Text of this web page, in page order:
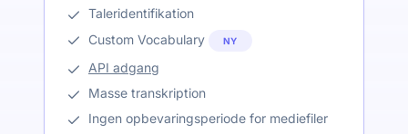
Taleridentifikation
Custom Vocabulary
NY
API adgang
Masse transkription
Ingen opbevaringsperiode for mediefiler